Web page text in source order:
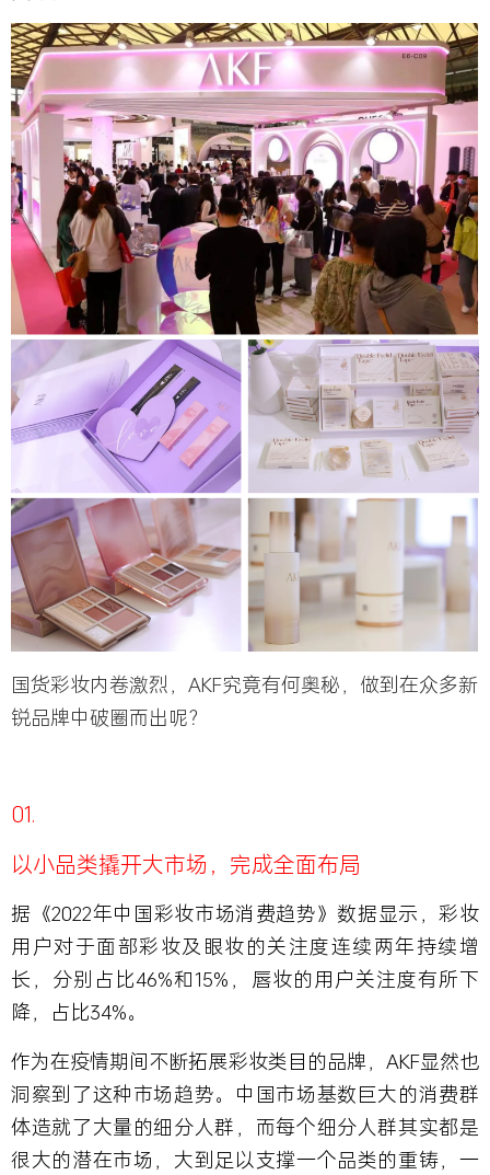
国货彩妆内卷激烈，AKF究竟有何奥秘，做到在众多新
锐品牌中破圈而出呢？
01.
以小品类撬开大市场， 完成全面布局
据《2022年中国彩妆市场消费趋势》数据显示，彩妆
用户对于面部彩妆及眼妆的关注度连续两年持续增
长，分别占比46%和15%，唇妆的用户关注度有所下
降，占比34%。
作为在疫情期间不断拓展彩妆类目的品牌，AKF显然也
洞察到了这种市场趋势。中国市场基数巨大的消费群
体造就了大量的细分人群，而每个细分人群其实都是
很大的潜在市场，大到足以支撑一个品类的重铸，一